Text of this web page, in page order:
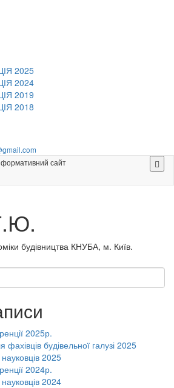
2025
2024
2019
2018
сайт
будівництва КНУБА, м. Київ.
2025р.
будівельної галузі 2025
2025
2024р.
2024